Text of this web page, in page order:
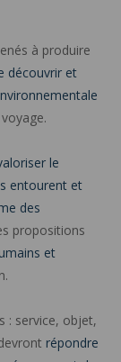
à produire
découvrir et
le
entourent et
des
propositions
et
: service, objet,
répondre